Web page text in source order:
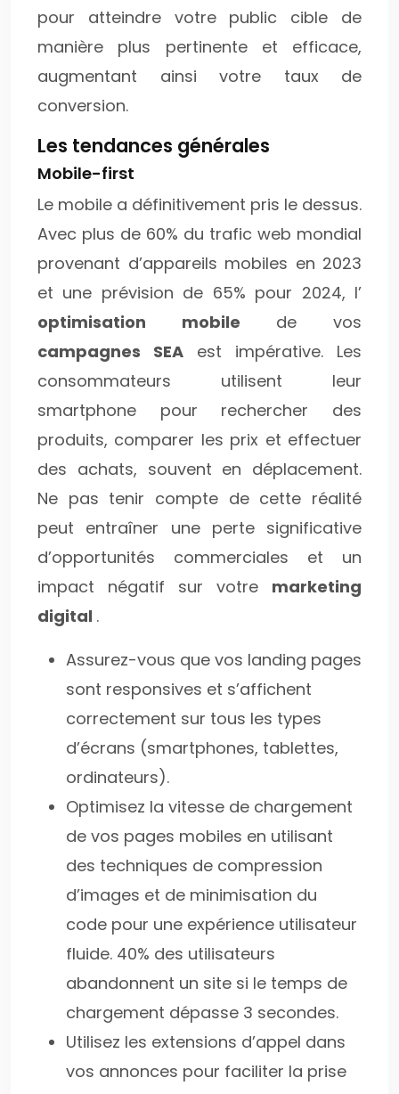
pour atteindre votre public cible de
manière plus pertinente et efficace,
augmentant ainsi votre taux de
conversion.
Les tendances générales
Mobile-first
Le mobile a définitivement pris le dessus.
Avec plus de 60% du trafic web mondial
provenant d’appareils mobiles en 2023
et une prévision de 65% pour 2024, l’
optimisation mobile de vos
campagnes SEA est impérative. Les
consommateurs utilisent leur
smartphone pour rechercher des
produits, comparer les prix et effectuer
des achats, souvent en déplacement.
Ne pas tenir compte de cette réalité
peut entraîner une perte significative
d’opportunités commerciales et un
impact négatif sur votre marketing
digital .
Assurez-vous que vos landing pages
sont responsives et s’affichent
correctement sur tous les types
d’écrans (smartphones, tablettes,
ordinateurs).
Optimisez la vitesse de chargement
de vos pages mobiles en utilisant
des techniques de compression
d’images et de minimisation du
code pour une expérience utilisateur
fluide. 40% des utilisateurs
abandonnent un site si le temps de
chargement dépasse 3 secondes.
Utilisez les extensions d’appel dans
vos annonces pour faciliter la prise